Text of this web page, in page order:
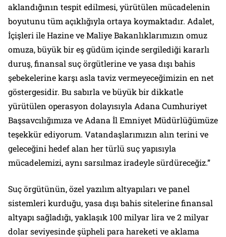
aklandığının tespit edilmesi, yürütülen mücadelenin
boyutunu tüm açıklığıyla ortaya koymaktadır. Adalet,
İçişleri ile Hazine ve Maliye Bakanlıklarımızın omuz
omuza, büyük bir eş güdüm içinde sergilediği kararlı
duruş, finansal suç örgütlerine ve yasa dışı bahis
şebekelerine karşı asla taviz vermeyeceğimizin en net
göstergesidir. Bu sabırla ve büyük bir dikkatle
yürütülen operasyon dolayısıyla Adana Cumhuriyet
Başsavcılığımıza ve Adana İl Emniyet Müdürlüğümüze
teşekkür ediyorum. Vatandaşlarımızın alın terini ve
geleceğini hedef alan her türlü suç yapısıyla
mücadelemizi, aynı sarsılmaz iradeyle sürdüreceğiz.”
Suç örgütünün, özel yazılım altyapıları ve panel
sistemleri kurduğu, yasa dışı bahis sitelerine finansal
altyapı sağladığı, yaklaşık 100 milyar lira ve 2 milyar
dolar seviyesinde şüpheli para hareketi ve aklama